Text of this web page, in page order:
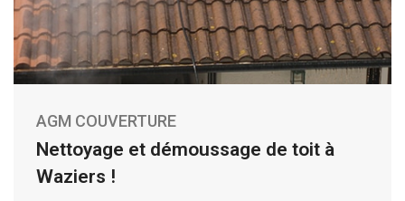
AGM COUVERTURE
Nettoyage et démoussage de toit à
Waziers !